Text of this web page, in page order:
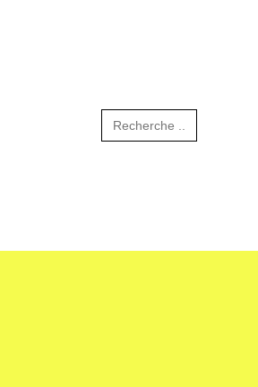
Search
for: